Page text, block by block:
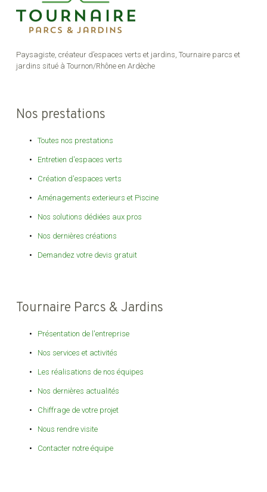
Paysagiste, créateur d’espaces verts et jardins, Tournaire parcs et
jardins situé à Tournon/Rhône en Ardèche
Nos prestations
Toutes nos prestations
Entretien d'espaces verts
Création d'espaces verts
Aménagements exterieurs et Piscine
Nos solutions dédiées aux pros
Nos dernières créations
Demandez votre devis gratuit
Tournaire Parcs & Jardins
Présentation de l'entreprise
Nos services et activités
Les réalisations de nos équipes
Nos dernières actualités
Chiffrage de votre projet
Nous rendre visite
Contacter notre équipe